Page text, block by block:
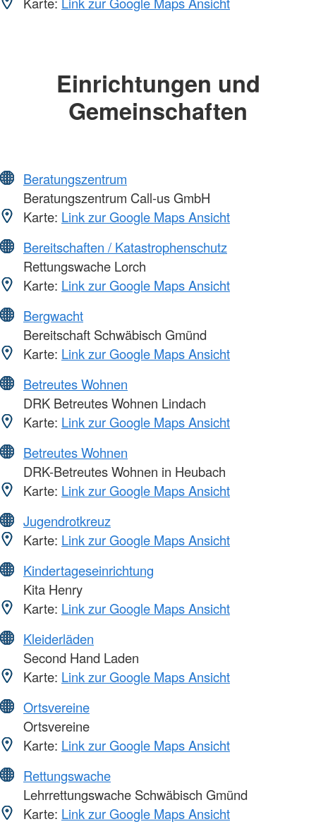
Einrichtungen und
Gemeinschaften
Beratungszentrum
Beratungszentrum Call-us GmbH
Karte: Link zur Google Maps Ansicht
Bereitschaften / Katastrophenschutz
Rettungswache Lorch
Karte: Link zur Google Maps Ansicht
Bergwacht
Bereitschaft Schwäbisch Gmünd
Karte: Link zur Google Maps Ansicht
Betreutes Wohnen
DRK Betreutes Wohnen Lindach
Karte: Link zur Google Maps Ansicht
Betreutes Wohnen
DRK-Betreutes Wohnen in Heubach
Karte: Link zur Google Maps Ansicht
Jugendrotkreuz
Karte: Link zur Google Maps Ansicht
Kindertageseinrichtung
Kita Henry
Karte: Link zur Google Maps Ansicht
Kleiderläden
Second Hand Laden
Karte: Link zur Google Maps Ansicht
Ortsvereine
Ortsvereine
Karte: Link zur Google Maps Ansicht
Rettungswache
Lehrrettungswache Schwäbisch Gmünd
Karte: Link zur Google Maps Ansicht